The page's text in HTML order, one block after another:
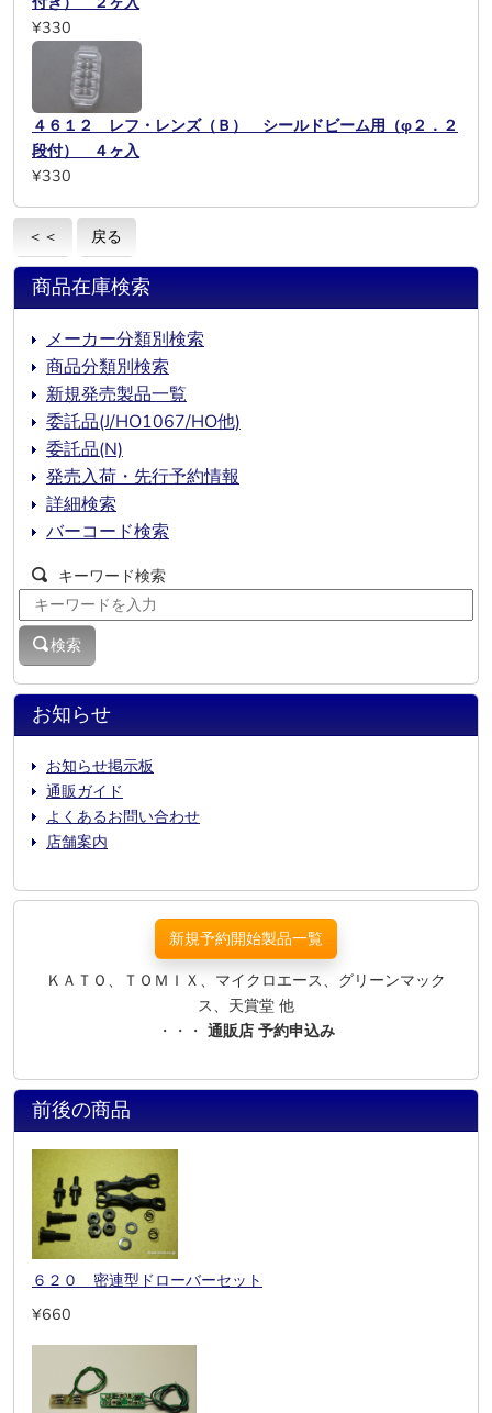
¥330
４６１２ レフ・レンズ（Ｂ） シールドビーム用（φ２．２
段付） ４ヶ入
¥330
＜＜ 戻る
お知らせ
お知らせ掲示板
通販ガイド
よくあるお問い合わせ
店舗案内
商品在庫検索
メーカー分類別検索
商品分類別検索
新規発売製品一覧
委託品(J/HO1067/HO他)
委託品(N)
発売入荷・先行予約情報
詳細検索
バーコード検索
キーワード検索
検索
新規予約開始製品一覧
ＫＡＴＯ、ＴＯＭＩＸ、マイクロエース、グリーンマック
ス、天賞堂 他
・・・ 通販店 予約申込み
前後の商品
６２０ 密連型ドローバーセット
¥660